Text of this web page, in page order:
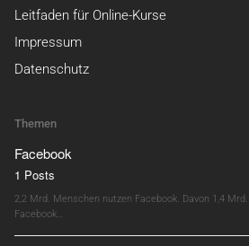
Leitfaden für Online-Kurse
Impressum
Datenschutz
Themen
Facebook
1 Posts
2,2 Mrd. Menschen nutzen Facebook. Davon 1,4
Facebook…